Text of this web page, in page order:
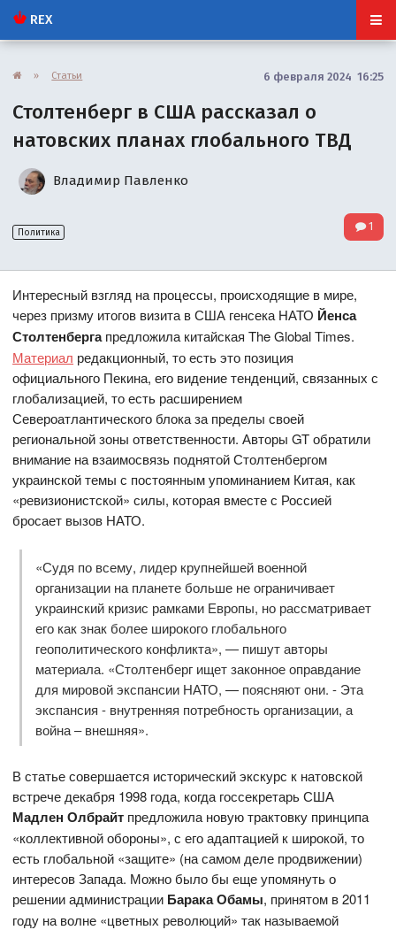
REX
» Статьи 6 февраля 2024 16:25
Столтенберг в США рассказал о
натовских планах глобального ТВД
Владимир Павленко
Политика 1
Интересный взгляд на процессы, происходящие в мире,
через призму итогов визита в США генсека НАТО Йенса
Столтенбергапредложила китайская The Global Times.
Материал редакционный, то есть это позиция
официального Пекина, его видение тенденций, связанных с
глобализацией, то есть расширением
Североатлантического блока за пределы своей
региональной зоны ответственности. Авторы GT обратили
внимание на взаимосвязь поднятой Столтенбергом
украинской темы с постоянным упоминанием Китая, как
«ревизионистской» силы, которая вместе с Россией
бросает вызов НАТО.
«Судя по всему, лидер крупнейшей военной
организации на планете больше не ограничивает
украинский кризис рамками Европы, но рассматривает
его как знак более широкого глобального
геополитического конфликта», — пишут авторы
материала. «Столтенберг ищет законное оправдание
для мировой экспансии НАТО, — поясняют они. - Эта
экспансия - внутренняя потребность организации, а
война – внешняя».
В статье совершается исторический экскурс к натовской
встрече декабря 1998 года, когда госсекретарь США
Мадлен Олбрайт предложила новую трактовку принципа
«коллективной обороны», с его адаптацией к широкой, то
есть глобальной «защите» (на самом деле продвижении)
интересов Запада. Можно было бы еще упомянуть о
решении администрации Барака Обамы, принятом в 2011
году на волне «цветных революций» так называемой